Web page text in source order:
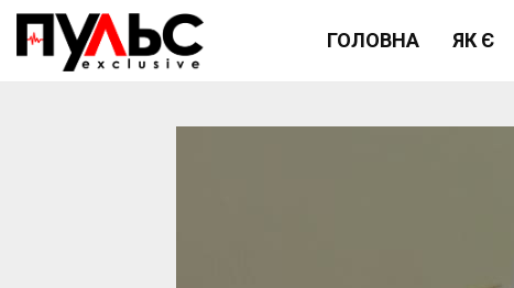
ГОЛОВНА ЯК Є